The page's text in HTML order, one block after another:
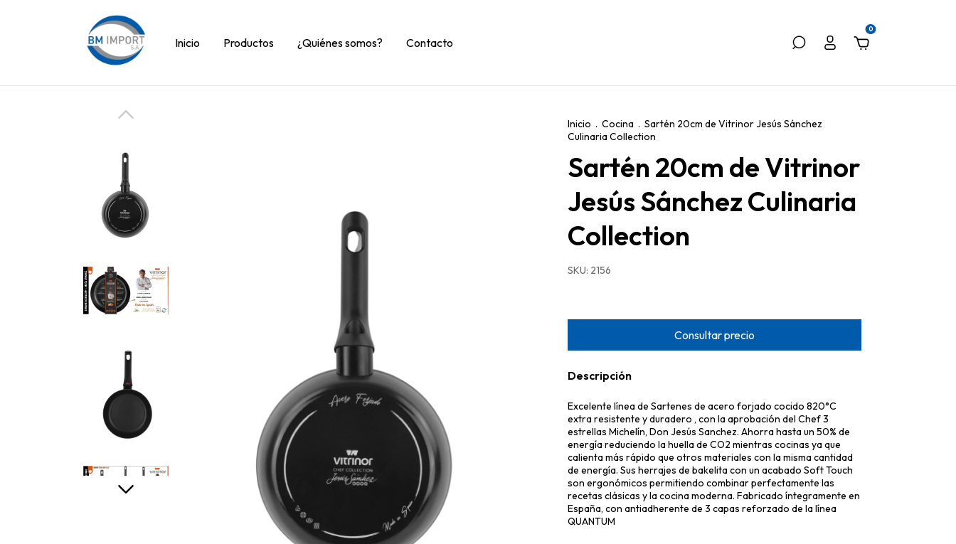
Inicio Productos ¿Quiénes somos? Contacto
0
Inicio . Cocina . Sartén 20cm de Vitrinor Jesús Sánchez
Culinaria Collection
Sartén 20cm de Vitrinor
Jesús Sánchez Culinaria
Collection
SKU: 2156
Descripción
Excelente línea de Sartenes de acero forjado cocido 820°C
extra resistente y duradero , con la aprobación del Chef 3
estrellas Michelín, Don Jesús Sanchez. Ahorra hasta un 50% de
energía reduciendo la huella de CO2 mientras cocinas ya que
calienta más rápido que otros materiales con la misma cantidad
de energía. Sus herrajes de bakelita con un acabado Soft Touch
son ergonómicos permitiendo combinar perfectamente las
recetas clásicas y la cocina moderna. Fabricado íntegramente en
España, con antiadherente de 3 capas reforzado de la línea
QUANTUM